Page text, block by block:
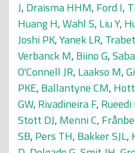
J, Draisma HHM, Ford I,
Huang H,Wahl S, Liu Y,
Joshi PK,Yanek LR,
Verbanck M, Biino G,
O'Connell JR, Laakso M,
PKE, Ballantyne CM,
GW, Rivadineira F, Rueedi
Stott DJ, Menni C,
SB, Pers TH, Bakker SJL,